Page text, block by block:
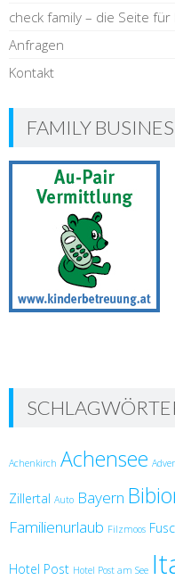
check family – die Seite
Anfragen
Kontakt
FAMILY
Achenkirch Achensee
Zillertal Auto Bayern
Familienurlaub Filzmoos
Hotel Post Hotel Post am See